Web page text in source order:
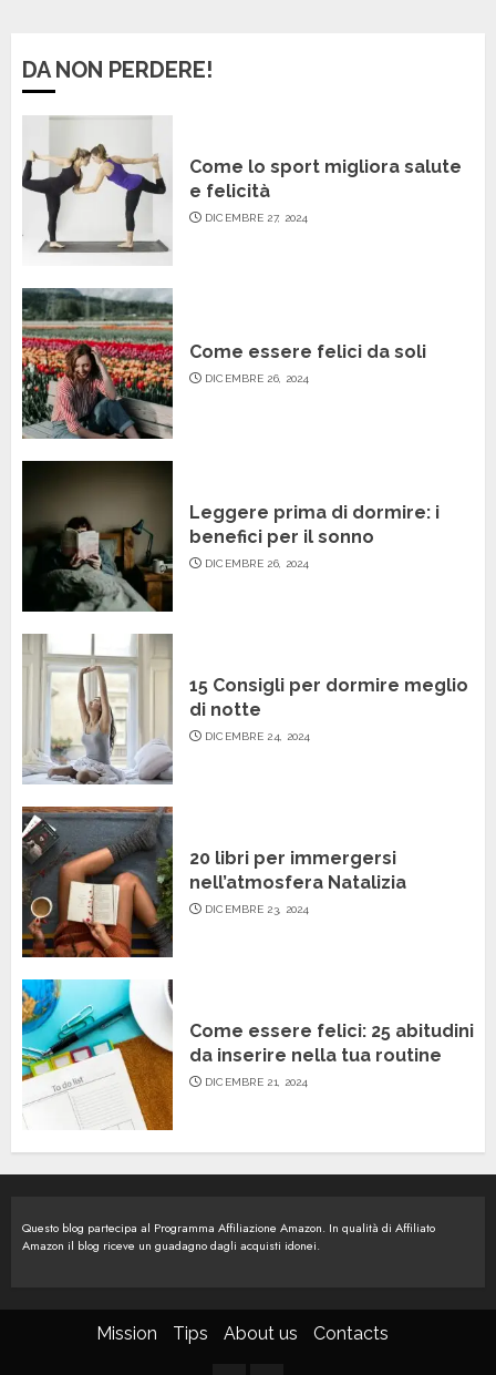
DA NON PERDERE!
Come lo sport migliora salute
e felicità
DICEMBRE 27, 2024
Come essere felici da soli
DICEMBRE 26, 2024
Leggere prima di dormire: i
benefici per il sonno
DICEMBRE 26, 2024
15 Consigli per dormire meglio
di notte
DICEMBRE 24, 2024
20 libri per immergersi
nell’atmosfera Natalizia
DICEMBRE 23, 2024
Come essere felici: 25 abitudini
da inserire nella tua routine
DICEMBRE 21, 2024
Questo blog partecipa al Programma Affiliazione Amazon. In qualità di Affiliato
Amazon il blog riceve un guadagno dagli acquisti idonei.
Mission Tips About us Contacts